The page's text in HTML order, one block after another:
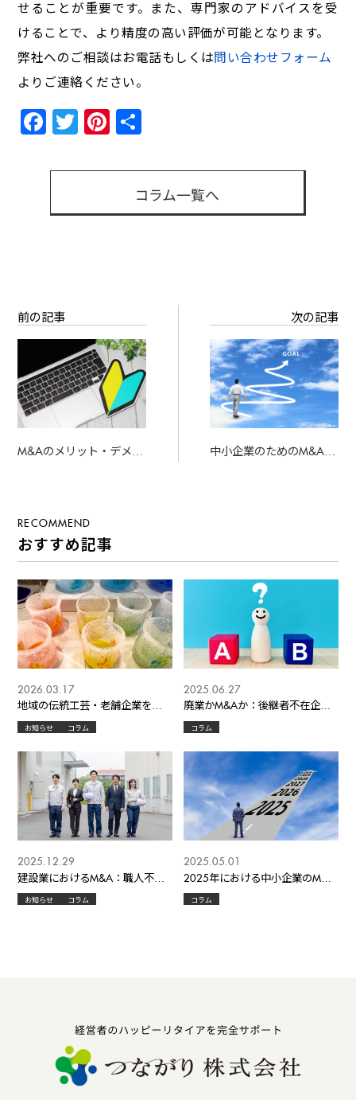
せることが重要です。また、専門家のアドバイスを受
けることで、より精度の高い評価が可能となります。
弊社へのご相談はお電話もしくは 問い合わせフォーム
よりご連絡ください。
Facebook
TwitterPinterest
コラム一覧へ
前の記事
M&Aのメリット・デメリ
次の記事
中小企業のためのM&A戦
RECOMMEND
おすすめ記事
地域の伝統工芸・老舗企業を承
代へつなぐ経営戦略 ―
2026.03.17
お知らせ コラム
廃業かM&Aか：後継者不在企業
2025.06.27
コラム
建設業におけるM&A：職人不足
代における“承継と成長”の現実解
2025.12.29
お知らせ コラム
2025年における中小企業のM&A
2025.05.01
コラム